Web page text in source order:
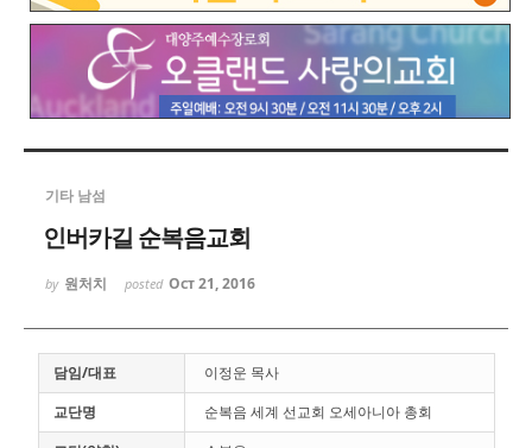
기타 남섬
인버카길 순복음교회
by 원처치 posted Oct 21, 2016
담임/대표
이정운 목사
교단명
순복음 세계 선교회 오세아니아 총회